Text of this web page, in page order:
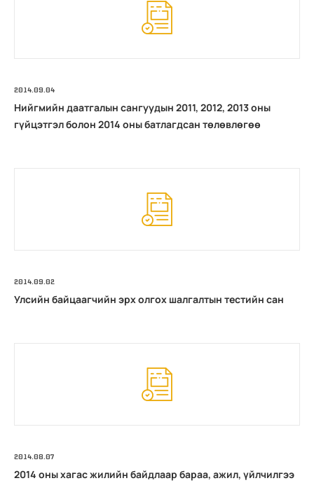
2014.09.04
Нийгмийн даатгалын сангуудын 2011, 2012, 2013 оны
гүйцэтгэл болон 2014 оны батлагдсан төлөвлөгөө
2014.09.02
Улсийн байцаагчийн эрх олгох шалгалтын тестийн сан
2014.08.07
2014 оны хагас жилийн байдлаар бараа, ажил, үйлчилгээ